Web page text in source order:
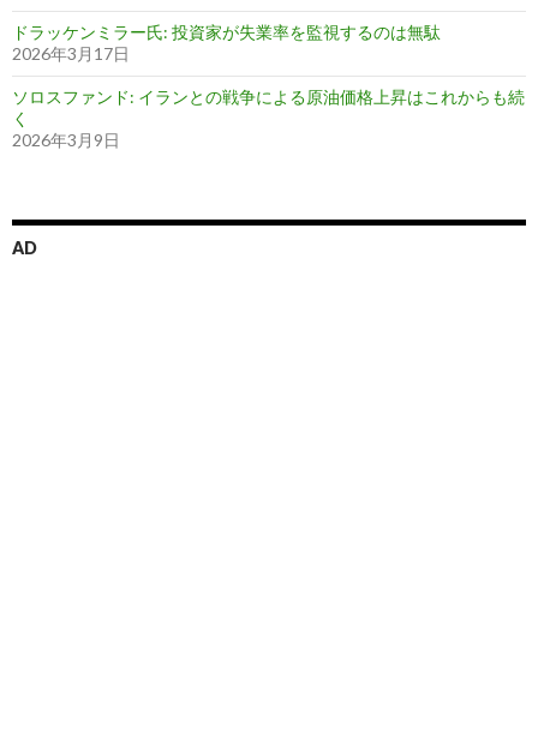
ドラッケンミラー氏: 投資家が失業率を監視するのは無駄
2026年3月17日
ソロスファンド: イランとの戦争による原油価格上昇はこれからも続
く
2026年3月9日
AD